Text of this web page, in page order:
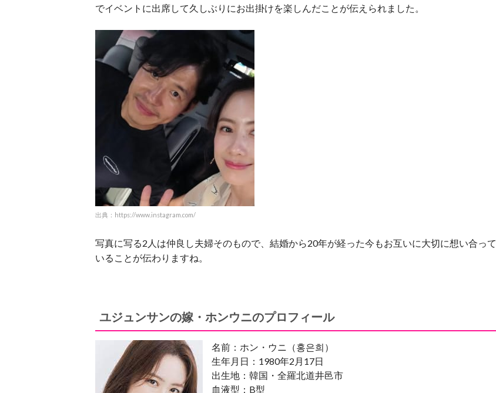
でイベントに出席して久しぶりにお出掛けを楽しんだことが伝えられました。
出典：https://www.instagram.com/
写真に写る2人は仲良し夫婦そのもので、結婚から20年が経った今もお互いに大切に想い合って
いることが伝わりますね。
ユジュンサンの嫁・ホンウニのプロフィール
名前：ホン・ウニ（홍은희）
生年月日：1980年2月17日
出生地：韓国・全羅北道井邑市
血液型：B型